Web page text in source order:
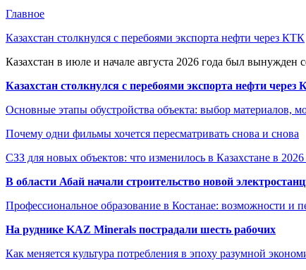
Главное
Казахстан столкнулся с перебоями экспорта нефти через КТК
Казахстан в июле и начале августа 2026 года был
Казахстан столкнулся с перебоями экспорта нефти через
Основные этапы обустройства объекта: выбор материалов,
Почему одни фильмы хочется пересматривать снова и снова
СЗЗ для новых объектов: что изменилось в Казахстане в 2026
В области Абай начали строительство новой
Профессиональное образование в Костанае: возможности и
На руднике KAZ Minerals пострадали шесть рабочих
Как меняется культура потребления в эпоху разумной